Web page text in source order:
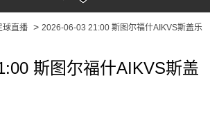
球直播> 2026-06-03 21:00 斯图尔福什AIKVS斯盖乐
斯图尔福什AIKVS斯盖